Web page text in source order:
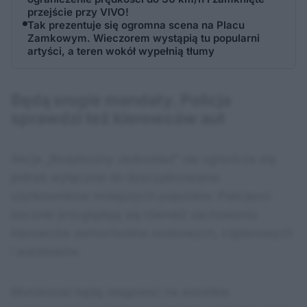
przejście przy VIVO!
Tak prezentuje się ogromna scena na Placu
Zamkowym. Wieczorem wystąpią tu popularni
artyści, a teren wokół wypełnią tłumy